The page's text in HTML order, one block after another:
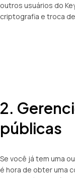
outros usuários do
criptografia e troca
2.
públicas
Se você já tem uma
é hora de obter uma